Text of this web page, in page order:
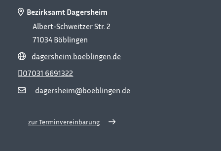
Bezirksamt Dagersheim
Albert-Schweitzer Str. 2
71034 Böblingen
dagersheim.boeblingen.de
dagersheim@boeblingen.de
07031 6691322
zur Terminvereinbarung